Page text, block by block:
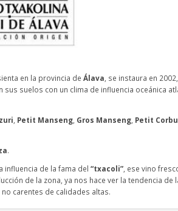
en la provincia de Álava , se instaura en
suelos con un clima de influencia oceánica
Petit Manseng Gros Manseng Petit Corbu
.
influencia de la fama del “txacoli”, ese vino
de la zona, ya nos hace ver la tendencia
carentes de calidades altas.